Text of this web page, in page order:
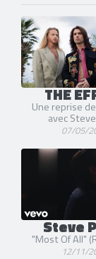
THE
Une reprise de
avec
07/05/
Steve
"Most Of All"
12/11/